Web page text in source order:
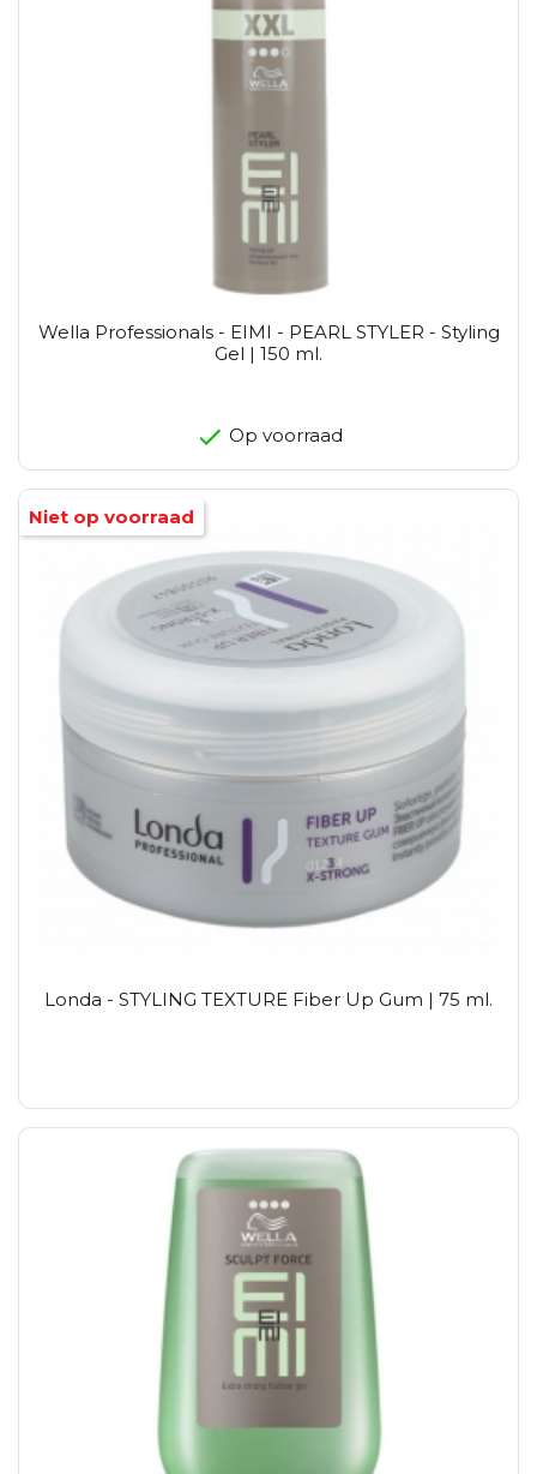
Wella Professionals - EIMI - PEARL STYLER - Styling
Gel | 150 ml.
Op voorraad
Londa - STYLING TEXTURE Fiber Up Gum | 75 ml.
Niet op voorraad